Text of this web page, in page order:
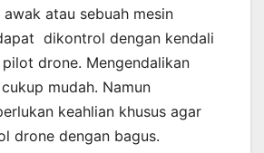
atau sebuah mesin
dikontrol dengan kendali
drone. Mengendalikan
mudah. Namun
keahlian khusus agar
drone dengan bagus.